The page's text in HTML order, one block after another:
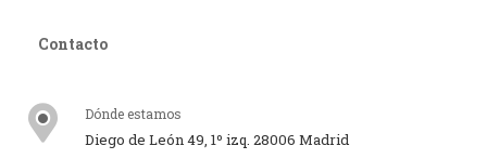
Contacto
Dónde estamos
Diego de León 49, 1º izq. 28006 Madrid